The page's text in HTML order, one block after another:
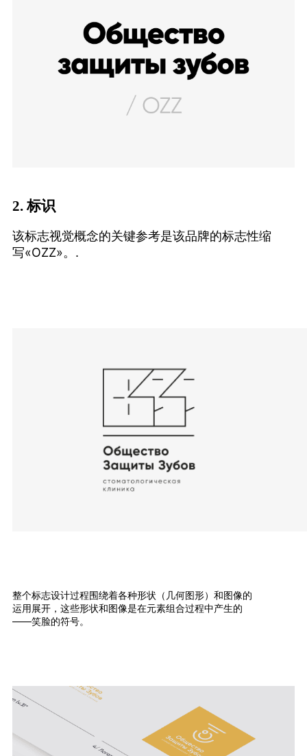
2.标识
该标志视觉概念的关键参考是该品牌的标志性缩
写«OZZ»。.
整个标志设计过程围绕着各种形状（几何图形）和图像的
运用展开，这些形状和图像是在元素组合过程中产生的
——笑脸的符号。